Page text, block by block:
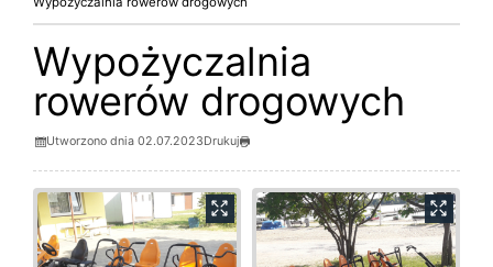
Wypożyczalnia
rowerów drogowych
Utworzono dnia 02.07.2023Drukuj